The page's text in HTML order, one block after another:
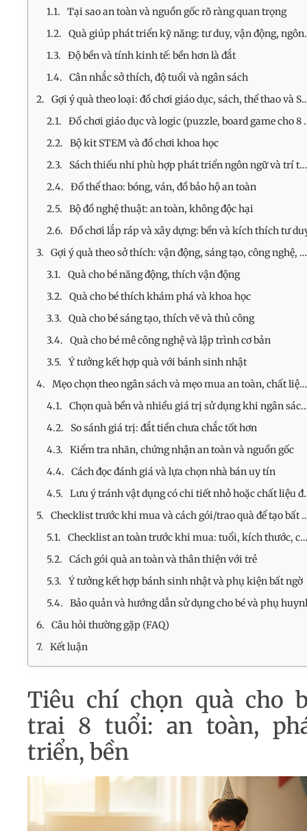
Tại sao an toàn và nguồn gốc rõ ràng quan trọng
Quà giúp phát triển kỹ năng: tư duy, vận động, ngôn ngữ
Độ bền và tính kinh tế: bền hơn là đắt
Cân nhắc sở thích, độ tuổi và ngân sách
Gợi ý quà theo loại: đồ chơi giáo dục, sách, thể thao và STEM
Đồ chơi giáo dục và logic (puzzle, board game cho 8 tuổi)
Bộ kit STEM và đồ chơi khoa học
Sách thiếu nhi phù hợp phát triển ngôn ngữ và trí tưởng tượng
Đồ thể thao: bóng, ván, đồ bảo hộ an toàn
Bộ đồ nghệ thuật: an toàn, không độc hại
Đồ chơi lắp ráp và xây dựng: bền và kích thích tư
Gợi ý quà theo sở thích: vận động, sáng tạo, công nghệ, khám phá
Quà cho bé năng động, thích vận động
Quà cho bé thích khám phá và khoa học
Quà cho bé sáng tạo, thích vẽ và thủ công
Quà cho bé mê công nghệ và lập trình cơ bản
Ý tưởng kết hợp quà với bánh sinh nhật
Mẹo chọn theo ngân sách và mẹo mua an toàn, chất liệu rõ ràng
Chọn quà bền và nhiều giá trị sử dụng khi ngân sách hạn chế
So sánh giá trị: đắt tiền chưa chắc tốt hơn
Kiểm tra nhãn, chứng nhận an toàn và nguồn gốc
Cách đọc đánh giá và lựa chọn nhà bán uy tín
Lưu ý tránh vật dụng có chi tiết nhỏ hoặc chất liệu độc hại
Checklist trước khi mua và cách gói/trao quà để tạo bất ngờ
Checklist an toàn trước khi mua: tuổi, kích thước, chứng nhận
Cách gói quà an toàn và thân thiện với trẻ
Ý tưởng kết hợp bánh sinh nhật và phụ kiện bất ngờ
Bảo quản và hướng dẫn sử dụng cho bé và phụ
Câu hỏi thường gặp (FAQ)
Kết luận
Tiêu chí chọn quà cho
trai 8 tuổi: an toàn,
triển, bền